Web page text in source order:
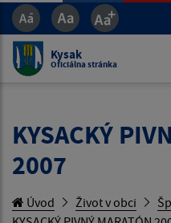
Kysak
Oficiálna stránka
KYSACKÝ
2007
Úvod Život v obci